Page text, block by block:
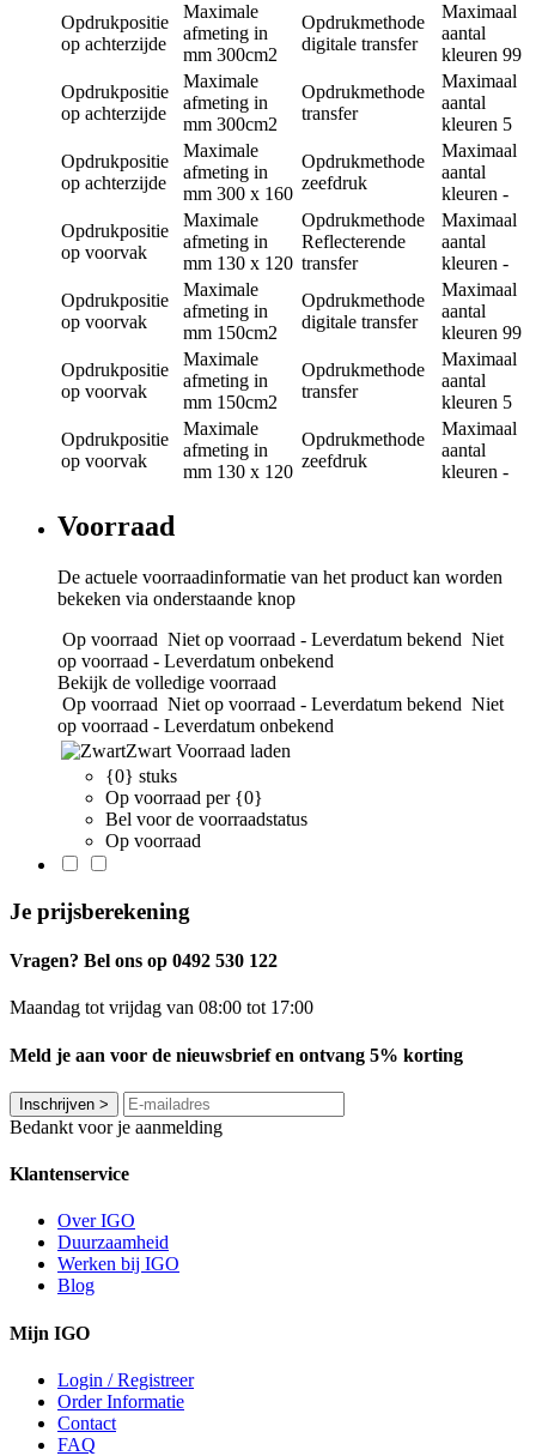
Opdrukpositie
op achterzijde
Maximale
afmeting in
mm 300cm2
Opdrukmethode
digitale transfer
Maximaal
aantal
kleuren 99
Opdrukpositie
op achterzijde
Maximale
afmeting in
mm 300cm2
Opdrukmethode
transfer
Maximaal
aantal
kleuren 5
Opdrukpositie
op achterzijde
Maximale
afmeting in
mm 300 x 160
Opdrukmethode
zeefdruk
Maximaal
aantal
kleuren -
Opdrukpositie
op voorvak
Maximale
afmeting in
mm 130 x 120
Opdrukmethode
Reflecterende
transfer
Maximaal
aantal
kleuren -
Opdrukpositie
op voorvak
Maximale
afmeting in
mm 150cm2
Opdrukmethode
digitale transfer
Maximaal
aantal
kleuren 99
Opdrukpositie
op voorvak
Maximale
afmeting in
mm 150cm2
Opdrukmethode
transfer
Maximaal
aantal
kleuren 5
Opdrukpositie
op voorvak
Maximale
afmeting in
mm 130 x 120
Opdrukmethode
zeefdruk
Maximaal
aantal
kleuren -
Voorraad
De actuele voorraadinformatie van het product kan worden
bekeken via onderstaande knop
Op voorraad Niet op voorraad - Leverdatum bekend Niet
op voorraad - Leverdatum onbekend
Bekijk de volledige voorraad
Op voorraad Niet op voorraad - Leverdatum bekend Niet
op voorraad - Leverdatum onbekend
Zwart Voorraad laden
{0} stuks
Op voorraad per {0}
Bel voor de voorraadstatus
Op voorraad
Je prijsberekening
Vragen? Bel ons op 0492 530 122
Maandag tot vrijdag van 08:00 tot 17:00
Meld je aan voor de nieuwsbrief en ontvang 5% korting
Inschrijven >
Bedankt voor je aanmelding
Klantenservice
Over IGO
Duurzaamheid
Werken bij IGO
Blog
Mijn IGO
Login / Registreer
Order Informatie
Contact
FAQ